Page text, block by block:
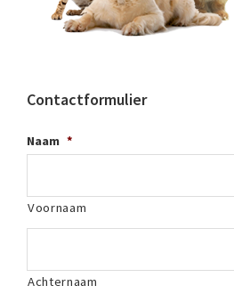
Contactformulier
Naam *
Voornaam
Achternaam